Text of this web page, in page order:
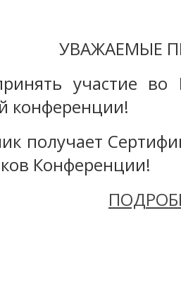
УВАЖАЕМЫЕ
участие во
конференции!
получает
Конференции!